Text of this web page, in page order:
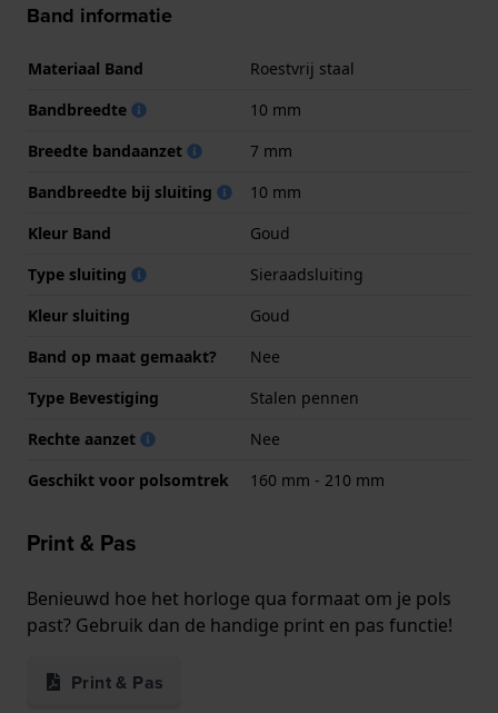
Band informatie
Materiaal Band
Roestvrij staal
Bandbreedte
10 mm
Breedte bandaanzet
7 mm
Bandbreedte bij sluiting
10 mm
Kleur Band
Goud
Type sluiting
Sieraadsluiting
Kleur sluiting
Goud
Band op maat gemaakt?
Nee
Type Bevestiging
Stalen pennen
Rechte aanzet
Nee
Geschikt voor polsomtrek
160 mm - 210 mm
Print & Pas
Benieuwd hoe het horloge qua formaat om je pols
past? Gebruik dan de handige print en pas functie!
Print & Pas